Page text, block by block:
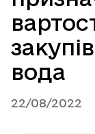
вода
22/08/2022